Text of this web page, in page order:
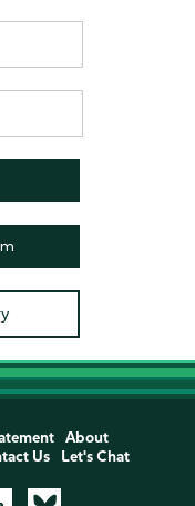
About
Us Let's Chat